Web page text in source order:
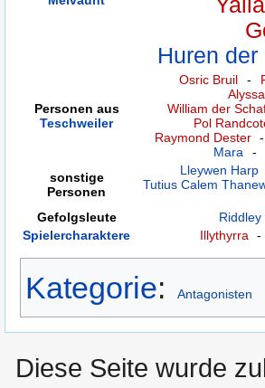
Huren
Personen aus
Teschweiler
Osric Bruil -
William der
Pol
Raymond Dester
Mara
-
sonstige
Personen
Lleywen Harp
Tutius Calem
Gefolgsleute
Spielercharaktere
Illythyrra -
Kategorie: Antagonisten
Diese Seite wurde